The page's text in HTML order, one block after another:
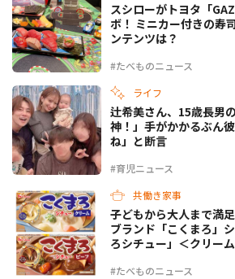
#たべものニュース
スシローがトヨタ「
ボ！ ミニカー付きの寿
ンテンツは？
ライフ
#育児ニュース
辻希美さん、15歳長男
神！」手がかかるぶん
ね」と断言
共働き家事
#たべものニュース
子どもから大人まで満
ブランド「こくまろ」
ろシチュー」＜クリー